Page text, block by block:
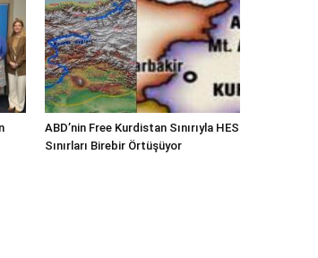
ABD’nin Free Kurdistan Sınırıyla HES
Sınırları Birebir Örtüşüyor